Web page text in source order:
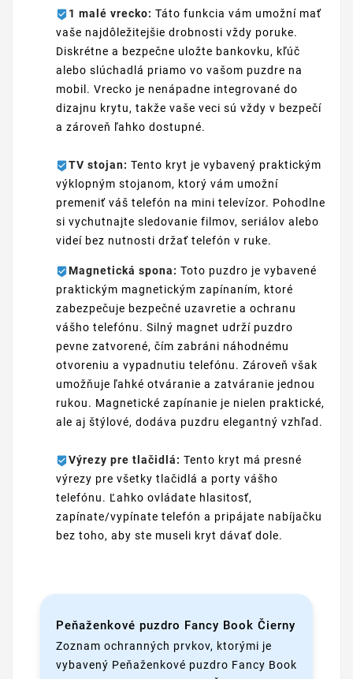
1 malé vrecko: Táto funkcia vám umožní mať
vaše najdôležitejšie drobnosti vždy poruke.
Diskrétne a bezpečne uložte bankovku, kľúč
alebo slúchadlá priamo vo vašom puzdre na
mobil. Vrecko je nenápadne integrované do
dizajnu krytu, takže vaše veci sú vždy v bezpečí
a zároveň ľahko dostupné.
TV stojan: Tento kryt je vybavený praktickým
výklopným stojanom, ktorý vám umožní
premeniť váš telefón na mini televízor. Pohodlne
si vychutnajte sledovanie filmov, seriálov alebo
videí bez nutnosti držať telefón v ruke.
Magnetická spona: Toto puzdro je vybavené
praktickým magnetickým zapínaním, ktoré
zabezpečuje bezpečné uzavretie a ochranu
vášho telefónu. Silný magnet udrží puzdro
pevne zatvorené, čím zabráni náhodnému
otvoreniu a vypadnutiu telefónu. Zároveň však
umožňuje ľahké otváranie a zatváranie jednou
rukou. Magnetické zapínanie je nielen praktické,
ale aj štýlové, dodáva puzdru elegantný vzhľad.
Výrezy pre tlačidlá: Tento kryt má presné
výrezy pre všetky tlačidlá a porty vášho
telefónu. Ľahko ovládate hlasitosť,
zapínate/vypínate telefón a pripájate nabíjačku
bez toho, aby ste museli kryt dávať dole.
Peňaženkové puzdro Fancy Book Čierny
Zoznam ochranných prvkov, ktorými je
vybavený Peňaženkové puzdro Fancy Book